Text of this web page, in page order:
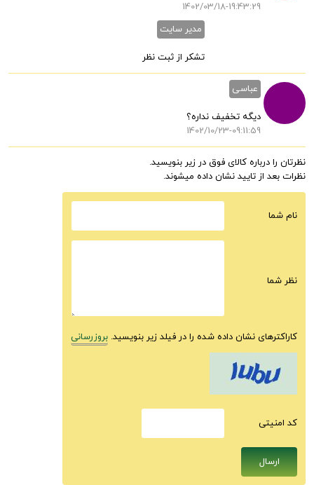
1402/03/18-19:43:29
مدیر سایت
تشکر از ثبت نظر
عباسی
دیگه تخفیف نداره؟
1402/10/23-09:11:59
نظرتان را درباره کالای فوق در زیر بنویسید.
نظرات بعد از تایید نشان داده میشوند.
نام شما
نظر شما
کاراکترهای نشان داده شده را در فیلد زیر بنویسید. بروزرسانی
كد امنيتى